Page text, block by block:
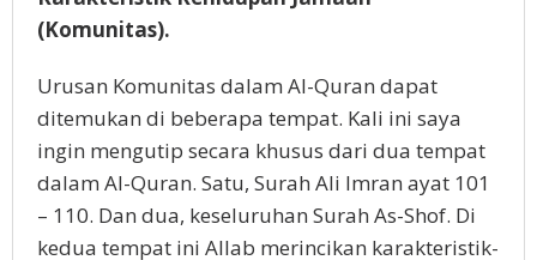
(Komunitas).
Urusan Komunitas dalam Al-Quran dapat
ditemukan di beberapa tempat. Kali ini saya
ingin mengutip secara khusus dari dua tempat
dalam Al-Quran. Satu, Surah Ali Imran ayat 101
– 110. Dan dua, keseluruhan Surah As-Shof. Di
kedua tempat ini Allab merincikan karakteristik-